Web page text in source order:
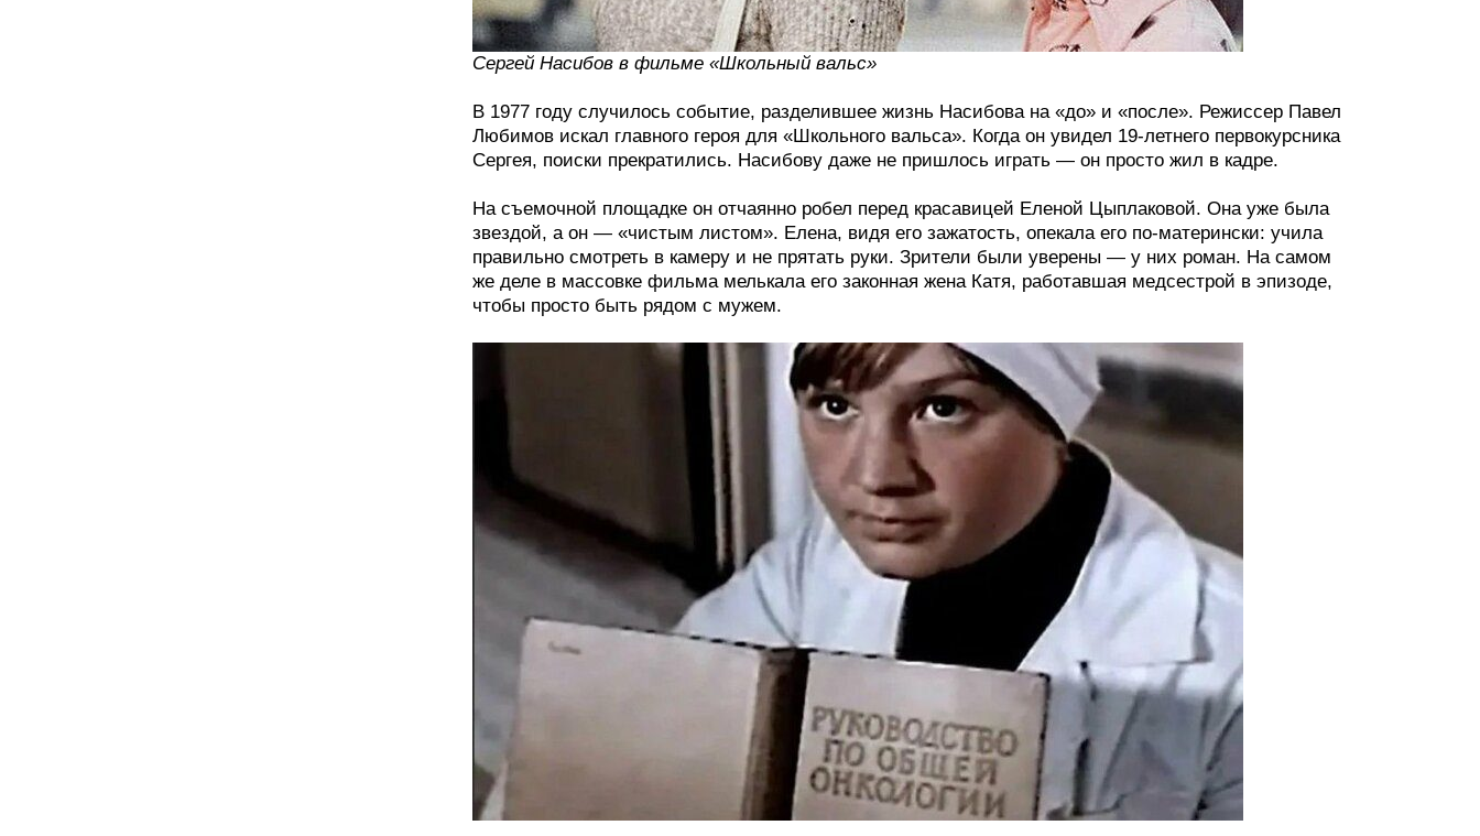
Сергей Насибов в фильме «Школьный вальс»
В 1977 году случилось событие, разделившее жизнь Насибова на «до» и «после». Режиссер Павел
Любимов искал главного героя для «Школьного вальса». Когда он увидел 19-летнего первокурсника
Сергея, поиски прекратились. Насибову даже не пришлось играть — он просто жил в кадре.
На съемочной площадке он отчаянно робел перед красавицей Еленой Цыплаковой. Она уже была
звездой, а он — «чистым листом». Елена, видя его зажатость, опекала его по-матерински: учила
правильно смотреть в камеру и не прятать руки. Зрители были уверены — у них роман. На самом
же деле в массовке фильма мелькала его законная жена Катя, работавшая медсестрой в эпизоде,
чтобы просто быть рядом с мужем.